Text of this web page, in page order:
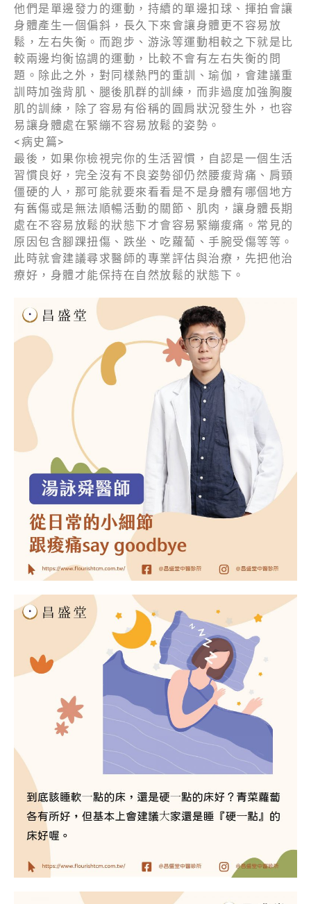
他們是單邊發⼒的運動，持續的單邊扣球、揮拍會讓
⾝體產⽣⼀個偏斜，⻑久下來會讓⾝體更不容易放
鬆，左右失衡。⽽跑步、游泳等運動相較之下就是⽐
較兩邊均衡協調的運動，⽐較不會有左右失衡的問
題。除此之外，對同樣熱⾨的重訓、瑜伽，會建議重
訓時加強背肌、腿後肌群的訓練，⽽⾮過度加強胸腹
肌的訓練，除了容易有俗稱的圓肩狀況發⽣外，也容
易讓⾝體處在緊繃不容易放鬆的姿勢。
<病史篇>
最後，如果你檢視完你的⽣活習慣，⾃認是⼀個⽣活
習慣良好，完全沒有不良姿勢卻仍然腰痠背痛、肩頸
僵硬的⼈，那可能就要來看看是不是⾝體有哪個地⽅
有舊傷或是無法順暢活動的關節、肌⾁，讓⾝體⻑期
處在不容易放鬆的狀態下才會容易緊繃痠痛。常⾒的
原因包含腳踝扭傷、跌坐、吃蘿蔔、⼿腕受傷等等。
此時就會建議尋求醫師的專業評估與治療，先把他治
療好，⾝體才能保持在⾃然放鬆的狀態下。